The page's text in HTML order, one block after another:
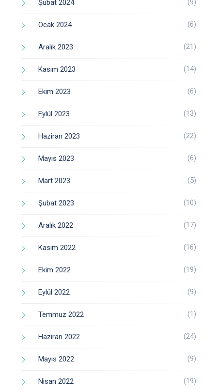
Şubat 2024 (9)
Ocak 2024 (6)
Aralık 2023 (21)
Kasım 2023 (14)
Ekim 2023 (6)
Eylül 2023 (13)
Haziran 2023 (22)
Mayıs 2023 (6)
Mart 2023 (5)
Şubat 2023 (10)
Aralık 2022 (17)
Kasım 2022 (16)
Ekim 2022 (19)
Eylül 2022 (9)
Temmuz 2022 (1)
Haziran 2022 (24)
Mayıs 2022 (9)
Nisan 2022 (19)